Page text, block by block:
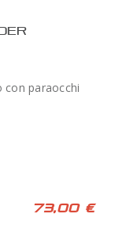
con paraocchi
73,00 €